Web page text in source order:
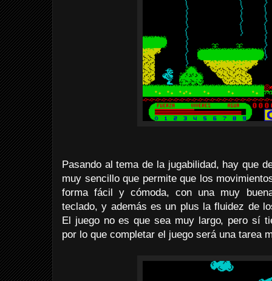
Pasando al tema de la jugabilidad, hay que
muy sencillo que permite que los
forma fácil y cómoda, con una muy
teclado, y además es un plus la fluidez de
El juego no es que sea muy largo, pero sí
por lo que completar el juego será una tarea